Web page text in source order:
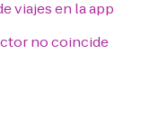
viajes en la app
no coincide